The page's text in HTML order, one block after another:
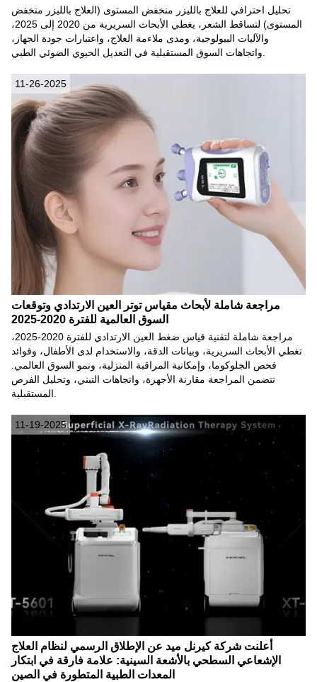
تحليل احترافي للعلاج بالليزر منخفض المستوى (العلاج بالليزر منخفض
المستوى) لتساقط الشعر، يغطي الأبحاث السريرية من 2020 إلى 2025،
والآليات البيولوجية، ومدى ملاءمة العلاج، واعتبارات جودة الجهاز،
واتجاهات السوق المستقبلية في التعديل الحيوي الضوئي الطبي.
11-26-2025
مراجعة شاملة لأبحاث مقياس توتر العين الارتدادي وتوقعات
السوق العالمية للفترة 2020-2025
مراجعة شاملة لتقنية قياس ضغط العين الارتدادي للفترة 2020-2025،
تغطي الأبحاث السريرية، وبيانات الدقة، والاستخدام لدى الأطفال، وفوائد
فحص الجلوكوما، وإمكانية المراقبة المنزلية، ونمو السوق العالمي.
تتضمن المراجعة مقارنة الأجهزة، واتجاهات التبني، وتحليل الفرص
المستقبلية.
11-19-2025
أعلنت شركة كيرنل ميد عن الإطلاق الرسمي لنظام العلاج
الإشعاعي السطحي بالأشعة السينية: علامة فارقة في ابتكار
المعدات الطبية المتطورة في الصين